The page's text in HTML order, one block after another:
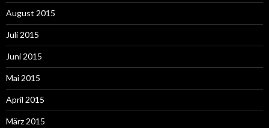
August 2015
Juli 2015
Juni 2015
Mai 2015
April 2015
März 2015